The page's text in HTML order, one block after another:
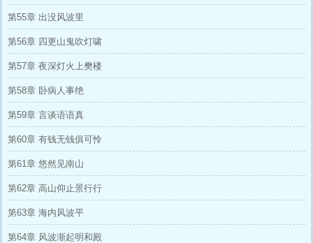
第55章 出没风波里
第56章 四更山鬼吹灯啸
第57章 夜深灯火上樊楼
第58章 卧病人事绝
第59章 言谈语语真
第60章 有钱无钱俱可怜
第61章 悠然见南山
第62章 高山仰止景行行
第63章 海内风波平
第64章 风波渐起明和殿